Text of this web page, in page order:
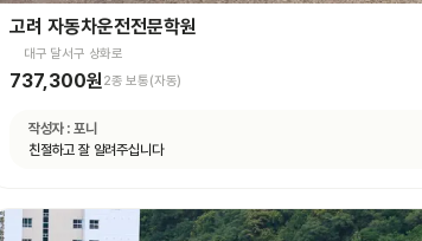
고려 자동차운전전문학원
대구 달서구 상화로
737,300원 2종 보통(자동)
작성자 : 포니
친절하고 잘 알려주십니다